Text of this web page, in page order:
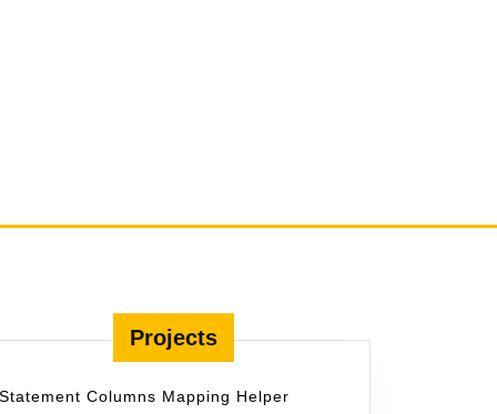
Projects
Statement Columns Mapping Helper